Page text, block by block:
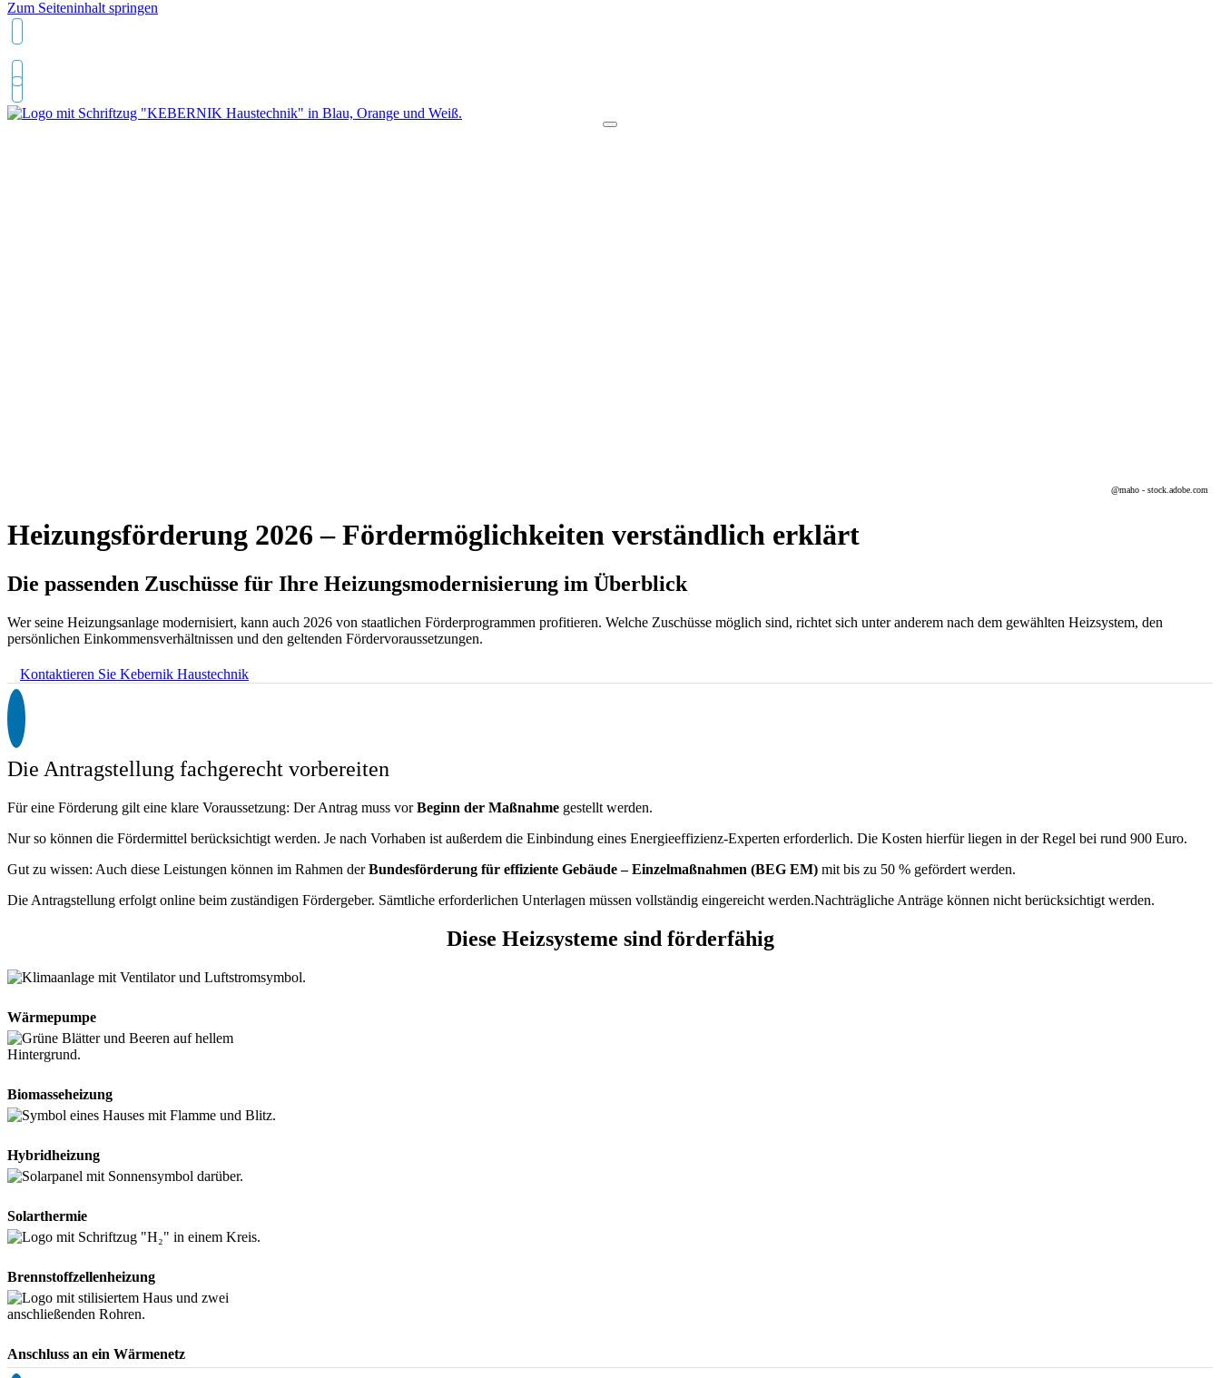
Zum Seiteninhalt springen
04743 9495630
@maho - stock.adobe.com
Heizungsförderung 2026 – Fördermöglichkeiten verständlich erklärt
Die passenden Zuschüsse für Ihre Heizungsmodernisierung im Überblick
Wer seine Heizungsanlage modernisiert, kann auch 2026 von staatlichen Förderprogrammen profitieren. Welche Zuschüsse möglich sind, richtet sich unter anderem nach dem gewählten Heizsystem, den
persönlichen Einkommensverhältnissen und den geltenden Fördervoraussetzungen.
Kontaktieren Sie Kebernik Haustechnik
Die Antragstellung fachgerecht vorbereiten
Für eine Förderung gilt eine klare Voraussetzung: Der Antrag muss vorBeginn der Maßnahme gestellt werden.
Nur so können die Fördermittel berücksichtigt werden. Je nach Vorhaben ist außerdem die Einbindung eines Energieeffizienz-Experten erforderlich. Die Kosten hierfür liegen in der Regel bei rund 900 Euro.
Gut zu wissen: Auch diese Leistungen können im Rahmen derBundesförderung für effiziente Gebäude – Einzelmaßnahmen (BEG EM) mit bis zu 50 % gefördert werden.
Die Antragstellung erfolgt online beim zuständigen Fördergeber. Sämtliche erforderlichen Unterlagen müssen vollständig eingereicht werden.Nachträgliche Anträge können nicht berücksichtigt werden.
Diese Heizsysteme sind förderfähig
Wärmepumpe
Biomasseheizung
Hybridheizung
Solarthermie
Brennstoffzellenheizung
Anschluss an ein Wärmenetz